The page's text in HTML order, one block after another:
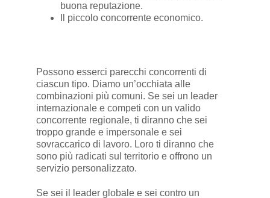
buona reputazione.
Il piccolo concorrente economico.
Possono esserci parecchi concorrenti di
ciascun tipo. Diamo un’occhiata alle
combinazioni più comuni. Se sei un leader
internazionale e competi con un valido
concorrente regionale, ti diranno che sei
troppo grande e impersonale e sei
sovraccarico di lavoro. Loro ti diranno che
sono più radicati sul territorio e offrono un
servizio personalizzato.
Se sei il leader globale e sei contro un